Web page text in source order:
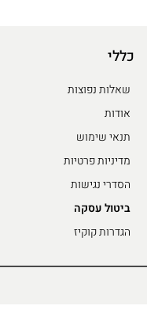
כללי
שאלות נפוצות
אודות
תנאי שימוש
מדיניות פרטיות
הסדרי נגישות
ביטול עסקה
הגדרות קוקיז